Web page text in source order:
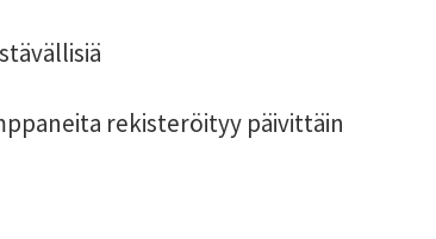
rekisteröityy päivittäin